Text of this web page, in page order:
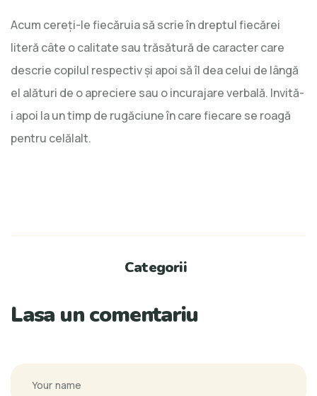
Acum cereţi-le fiecăruia să scrie în dreptul fiecărei
literă câte o calitate sau trăsătură de caracter care
descrie copilul respectiv şi apoi să îl dea celui de lângă
el alături de o apreciere sau o incurajare verbală. Invită-
i apoi la un timp de rugăciune în care fiecare se roagă
pentru celălalt.
Categorii
Lasa un comentariu